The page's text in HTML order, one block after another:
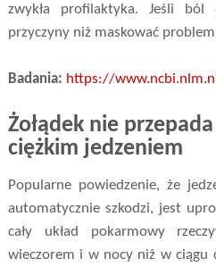
zwykła profilaktyka. Jeśli
przyczyny niż maskować
Badania: https://
Żołądek nie
ciężkim jedzeniem
Popularne powiedzenie, że
automatycznie szkodzi, jest
cały układ pokarmowy
wieczorem i w nocy niż w ciągu